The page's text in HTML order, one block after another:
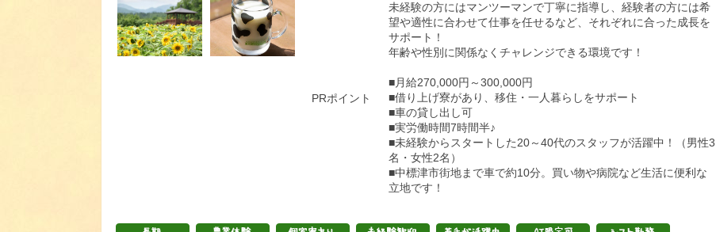
PRポイント
未経験の方にはマンツーマンで丁寧に指導し、経験者の方には希
望や適性に合わせて仕事を任せるなど、それぞれに合った成長を
サポート！
年齢や性別に関係なくチャレンジできる環境です！
■月給270,000円～300,000円
■借り上げ寮があり、移住・一人暮らしをサポート
■車の貸し出し可
■実労働時間7時間半♪
■未経験からスタートした20～40代のスタッフが活躍中！（男性3
名・女性2名）
■中標津市街地まで車で約10分。買い物や病院など生活に便利な
立地です！